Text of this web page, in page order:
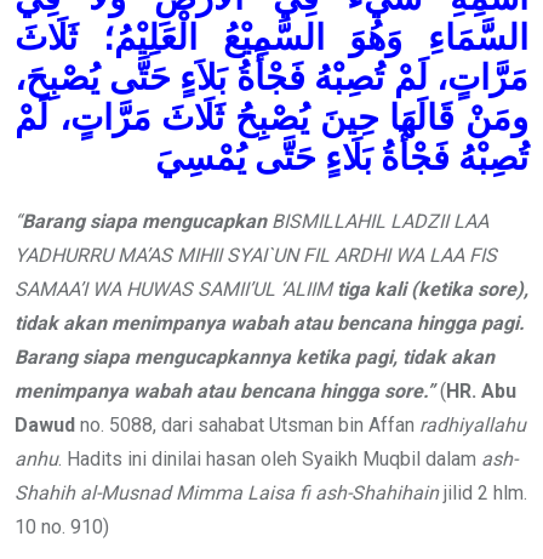
السَّمَاءِ وَهُوَ السَّمِيْعُ الْعَلِيْمُ؛ ثَلَاثَ
مَرَّاتٍ، لَمْ تُصِبْهُ فَجْأَةُ بَلاَءٍ حَتَّى يُصْبِحَ،
ومَنْ قَالَهَا حِينَ يُصْبِحُ ثَلَاثَ مَرَّاتٍ، لَمْ
تُصِبْهُ فَجْأَةُ بَلَاءٍ حَتَّى يُمْسِيَ
“Barang siapa mengucapkan BISMILLAHIL LADZII LAA
YADHURRU MA’AS MIHII SYAI`UN FIL ARDHI WA LAA FIS
SAMAA’I WA HUWAS SAMII’UL ‘ALIIMtiga kali (ketika sore),
tidak akan menimpanya wabah atau bencana hingga pagi.
Barang siapa mengucapkannya ketika pagi, tidak akan
menimpanya wabah atau bencana hingga sore.”( HR. Abu
Dawud no. 5088, dari sahabat Utsman bin Affan radhiyallahu
anhu. Hadits ini dinilai hasan oleh Syaikh Muqbil dalam ash-
Shahih al-Musnad Mimma Laisa fi ash-Shahihainjilid 2 hlm.
10 no. 910)